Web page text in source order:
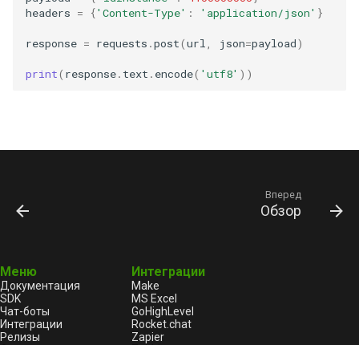
headers = {'Content-Type' : 'application/json' }
response = requests .post(url, json=payload)
print( response. text . encode( 'utf8' ))
Вперед
Обзор
Меню
Документация
SDK
Чат-боты
Интеграции
Релизы
Интеграции
Make
MS Excel
GoHighLevel
Rocket.chat
Zapier